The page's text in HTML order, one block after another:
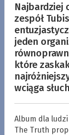
Najbardziej
zespół
jeden
które
wciąga
Album dla
The Truth